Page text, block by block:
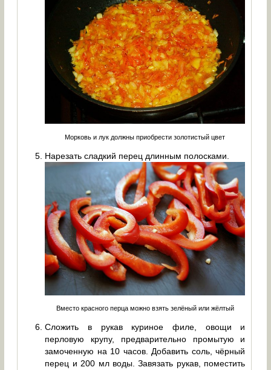
Морковь и лук должны приобрести золотистый цвет
Нарезать сладкий перец длинным полосками.
Вместо красного перца можно взять зелёный или жёлтый
Сложить в рукав куриное филе, овощи и
перловую крупу, предварительно промытую и
замоченную на 10 часов. Добавить соль, чёрный
перец и 200 мл воды. Завязать рукав, поместить